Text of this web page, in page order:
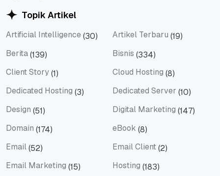
Topik Artikel
Artificial Intelligence (30) Artikel Terbaru (19)
Berita(139) Bisnis (334)
Client Story(1) Cloud Hosting (8)
Dedicated Hosting (3) Dedicated Server (10)
Design (51) Digital Marketing (147)
Domain (174) eBook (8)
Email(52) Email Client(2)
Email Marketing (15) Hosting (183)